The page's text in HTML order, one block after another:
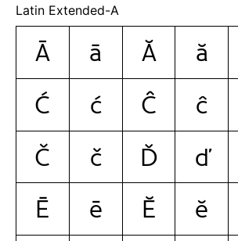
Latin Extended-A
Ā ā Ă ă
Ć
ć Ĉ ĉ
Č
č Ď ď
Ē
ē Ĕ ĕ